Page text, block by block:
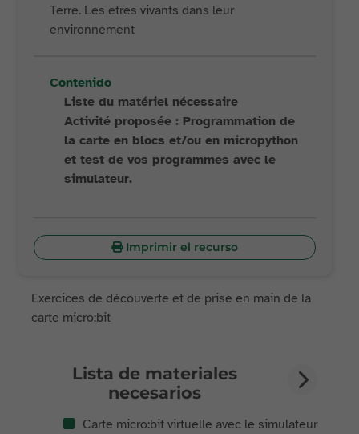
Terre. Les etres vivants dans leur
environnement
Contenido
Liste du matériel nécessaire
Activité proposée : Programmation de
la carte en blocs et/ou en micropython
et test de vos programmes avec le
simulateur.
Imprimir el recurso
Exercices de découverte et de prise en main de la
carte micro:bit
Lista de materiales
necesarios
Carte micro:bit virtuelle avec le simulateur